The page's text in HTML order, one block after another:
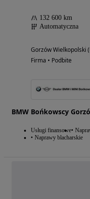
132 600 km
Automatyczna
Gorzów Wielkopolski
Firma • Podbite
BMW Bońkowscy
Usługi finansowe
Naprawy blacharskie